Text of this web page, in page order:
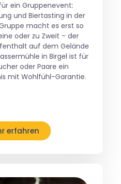
ein Gruppenevent:
und Biertasting in der
macht es erst so
oder zu Zweit – der
auf dem Gelände
in Birgel ist für
oder Paare ein
mit Wohlfühl-Garantie.
erfahren